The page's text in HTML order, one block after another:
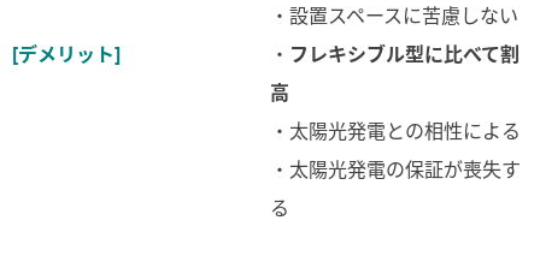
・設置スペースに苦慮しない
[デメリット]
・ フレキシブル型に比べて割
高
・太陽光発電との相性による
・太陽光発電の保証が喪失す
る